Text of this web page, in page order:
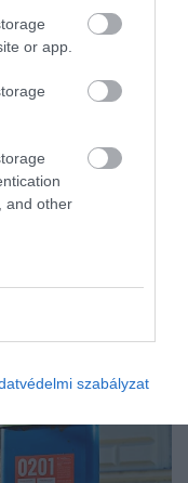
or app.
and other
szabályzat